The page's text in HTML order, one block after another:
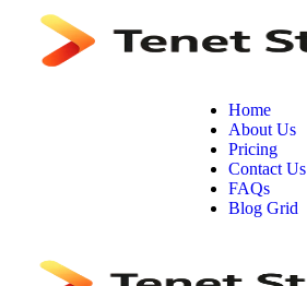
Home
About Us
Pricing
Contact Us
FAQs
Blog Grid